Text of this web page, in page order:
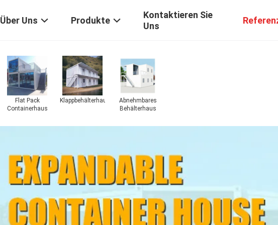
Über Uns Produkte
Kontaktieren Sie
Uns
Flat Pack
Containerhaus
Klappbehälterhaus
Abnehmbares
Behälterhaus